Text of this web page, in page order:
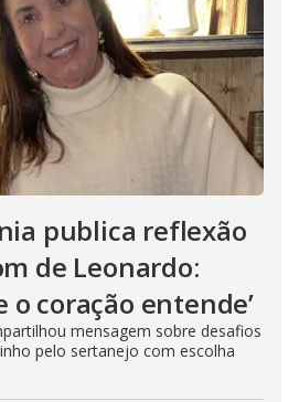
publica reflexão
de Leonardo:
o coração entende’
mensagem sobre desafios
pelo sertanejo com escolha